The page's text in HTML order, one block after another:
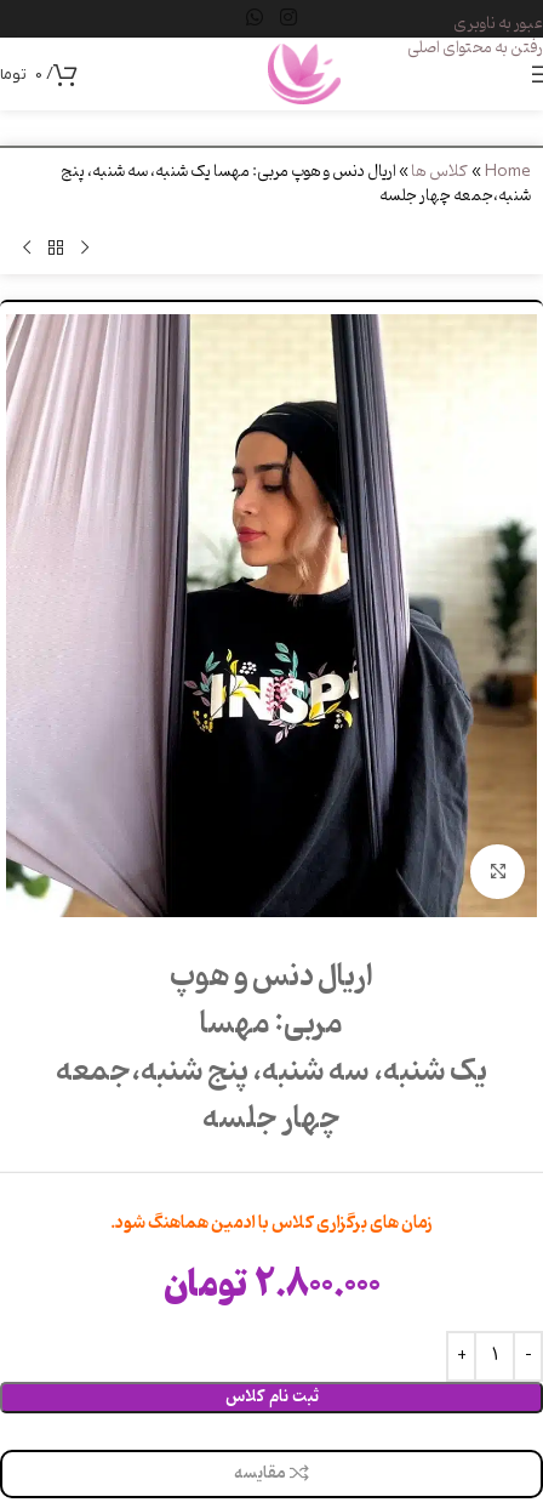
عبور به ناوبری
رفتن به محتوای اصلی
/
0
Home
»کلاس ها»اریال دنس و هوپ مربی: مهسا یک شنبه، سه شنبه، پنج
شنبه،جمعه چهار جلسه
بزرگنمایی تصویر
اریال دنس و هوپ
مربی: مهسا
یک شنبه، سه شنبه، پنج شنبه،جمعه
چهار جلسه
زمان های برگزاری کلاس با ادمین هماهنگ شود.
2.800.000تومان
ثبت نام کلاس
مقایسه